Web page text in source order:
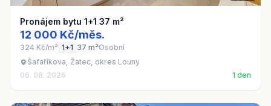
Pronájem bytu 1+1 37 m²
12 000 Kč/měs.
324 Kč/m² 1+1 37 m²Osobní
Šafaříkova, Žatec, okres Louny
06. 08. 2026
1 den